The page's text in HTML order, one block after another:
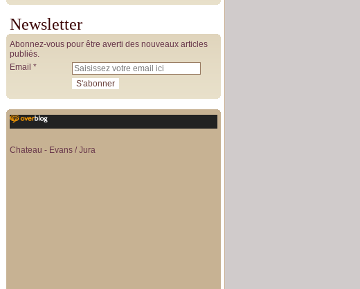
Newsletter
Abonnez-vous pour être averti des nouveaux articles
publiés.
Email
Chateau - Evans / Jura